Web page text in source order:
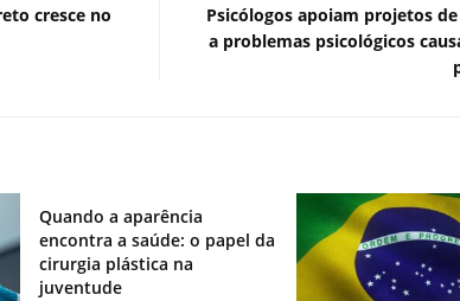
cresce no
Psicólogos apoiam projetos
a problemas psicológicos
Quando a aparência
encontra a saúde: o papel da
cirurgia plástica na
juventude